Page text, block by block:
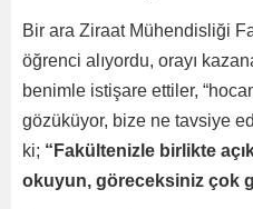
Bir ara Ziraat Mühendisliği
öğrenci alıyordu, orayı
benimle istişare ettiler,
gözüküyor, bize ne tavsiye
ki; “Fakültenizle birlikte
okuyun, göreceksiniz çok